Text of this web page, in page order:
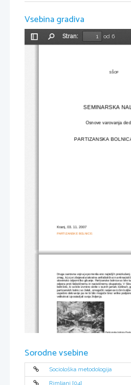
Vsebina gradiva
Preklopi
Stran:
od 6
SŠOF
SEMINARSKA
Osnove varovanja
PARTIZANSKA
Kranj, 03. 11.
PARTIZANSKE BOLNICE:
Druga svetovna vojna je pomenila eno najtežjih
zmag, ki jo je izbojevala takratna anifašistična in
slovensko odporniško gibanje. Partizanske bolnice so bile
odpora proti fašističnemu in nacističnemu okupatorju. V
bolnišnic, ki so bile izvrstno skrite v raznih jamah, kotlinah,
partizanskih bolnic so želeli, omogočiti ranjencem čim
uspešno delovanje pa ne bi bilo mogoče brez velike
velikokrat izpostavljali svoja življenja.
Partizanska bolnica
Pratizanska bolnica
Sorodne vsebine
Sociološka metodologija
Rimljani [04]